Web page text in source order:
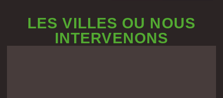
LES VILLES OU NOUS
INTERVENONS